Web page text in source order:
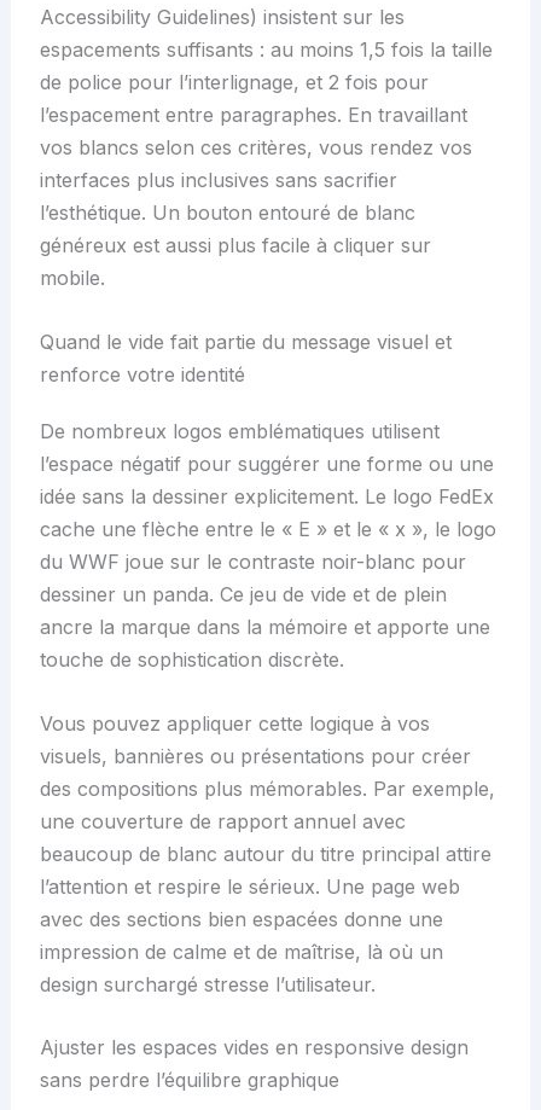
Accessibility Guidelines) insistent sur les
espacements suffisants : au moins 1,5 fois la taille
de police pour l’interlignage, et 2 fois pour
l’espacement entre paragraphes. En travaillant
vos blancs selon ces critères, vous rendez vos
interfaces plus inclusives sans sacrifier
l’esthétique. Un bouton entouré de blanc
généreux est aussi plus facile à cliquer sur
mobile.
Quand le vide fait partie du message visuel et
renforce votre identité
De nombreux logos emblématiques utilisent
l’espace négatif pour suggérer une forme ou une
idée sans la dessiner explicitement. Le logo FedEx
cache une flèche entre le « E » et le « x », le logo
du WWF joue sur le contraste noir-blanc pour
dessiner un panda. Ce jeu de vide et de plein
ancre la marque dans la mémoire et apporte une
touche de sophistication discrète.
Vous pouvez appliquer cette logique à vos
visuels, bannières ou présentations pour créer
des compositions plus mémorables. Par exemple,
une couverture de rapport annuel avec
beaucoup de blanc autour du titre principal attire
l’attention et respire le sérieux. Une page web
avec des sections bien espacées donne une
impression de calme et de maîtrise, là où un
design surchargé stresse l’utilisateur.
Ajuster les espaces vides en responsive design
sans perdre l’équilibre graphique